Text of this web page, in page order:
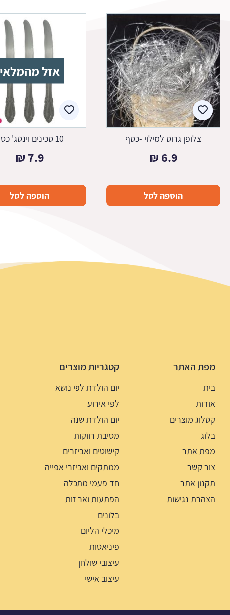
צלופן גרוס למילוי -כסף
6.9
₪
הוספה לסל
אזל מהמלאי
10 סכינים וינטג' כסף
7.9
₪
הוספה לסל
מפת האתר
בית
אודות
קטלוג מוצרים
בלוג
מפת אתר
צור קשר
תקנון אתר
הצהרת נגישות
קטגריות מוצרים
יום הולדת לפי נושא
לפי אירוע
יום הולדת שנה
מסיבת רווקות
קישוטים ואביזרים
ממתקים ואביזרי אפייה
חד פעמי מתכלה
הפתעות ואריזות
בלונים
מיכלי הליום
פיניאטות
עיצובי שולחן
עיצוב אישי